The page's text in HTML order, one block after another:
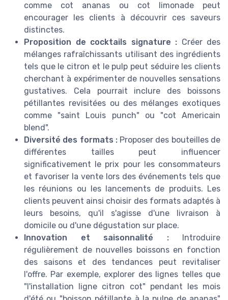
comme cot ananas ou cot limonade peut
encourager les clients à découvrir ces saveurs
distinctes.
Proposition de cocktails signature : Créer des
mélanges rafraîchissants utilisant des ingrédients
tels que le citron et le pulp peut séduire les clients
cherchant à expérimenter de nouvelles sensations
gustatives. Cela pourrait inclure des boissons
pétillantes revisitées ou des mélanges exotiques
comme "saint Louis punch" ou "cot Americain
blend".
Diversité des formats :Proposer des bouteilles de
différentes tailles peut influencer
significativement le prix pour les consommateurs
et favoriser la vente lors des événements tels que
les réunions ou les lancements de produits. Les
clients peuvent ainsi choisir des formats adaptés à
leurs besoins, qu'il s'agisse d'une livraison à
domicile ou d'une dégustation sur place.
Innovation et saisonnalité :Introduire
régulièrement de nouvelles boissons en fonction
des saisons et des tendances peut revitaliser
l'offre. Par exemple, explorer des lignes telles que
"l'installation ligne citron cot" pendant les mois